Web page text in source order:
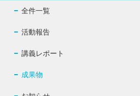
全件一覧
活動報告
講義レポート
成果物